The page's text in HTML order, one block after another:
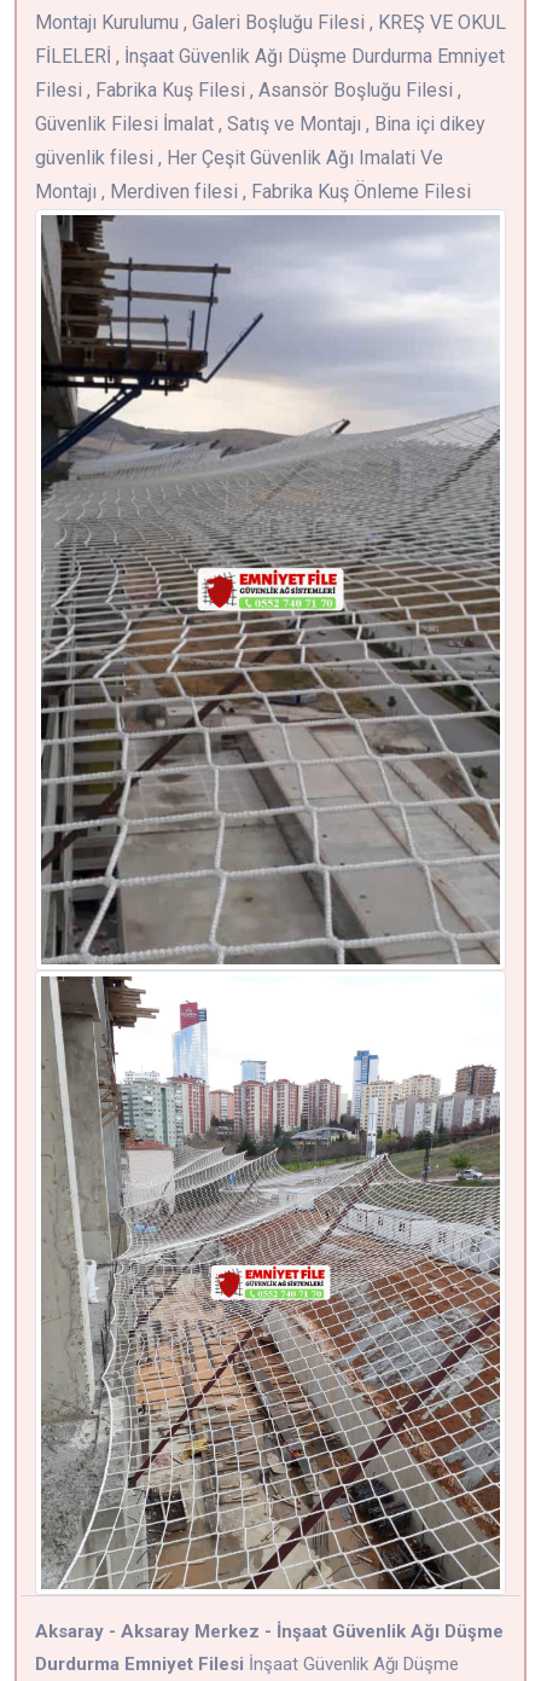
Montajı Kurulumu , Galeri Boşluğu Filesi , KREŞ VE OKUL
FİLELERİ , İnşaat Güvenlik Ağı Düşme Durdurma Emniyet
Filesi , Fabrika Kuş Filesi , Asansör Boşluğu Filesi ,
Güvenlik Filesi İmalat , Satış ve Montajı , Bina içi dikey
güvenlik filesi , Her Çeşit Güvenlik Ağı Imalati Ve
Montajı , Merdiven filesi , Fabrika Kuş Önleme Filesi
Aksaray - Aksaray Merkez - İnşaat Güvenlik Ağı Düşme
Durdurma Emniyet Filesi İnşaat Güvenlik Ağı Düşme